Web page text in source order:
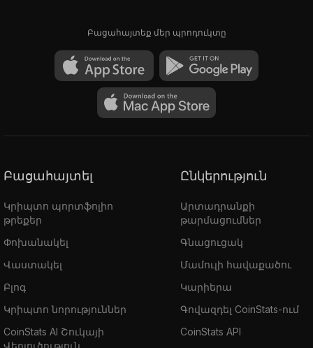
Բացահայտեք մեր պրոդուկտը
Բացահայտել
Կրիպտո պորտֆոլիո
թրեքեր
Փոխանակել
Վաստակել
Բլոգ
Կրիպտո նորություններ
CoinStats AI Շուկայի
Վերլուծություն
Ընկերություն
Արտադրանքի
թարմացումներ
Գնացուցակ
Մամուլի հավաքածու
Կարիերա
Գովազդել CoinStats-ում
CoinStats API